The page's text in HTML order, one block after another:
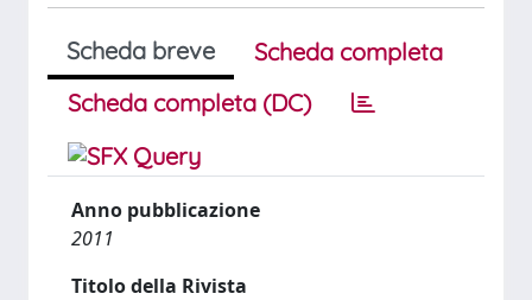
Scheda breve
Scheda completa
Scheda completa (DC)
Anno pubblicazione
2011
Titolo della Rivista